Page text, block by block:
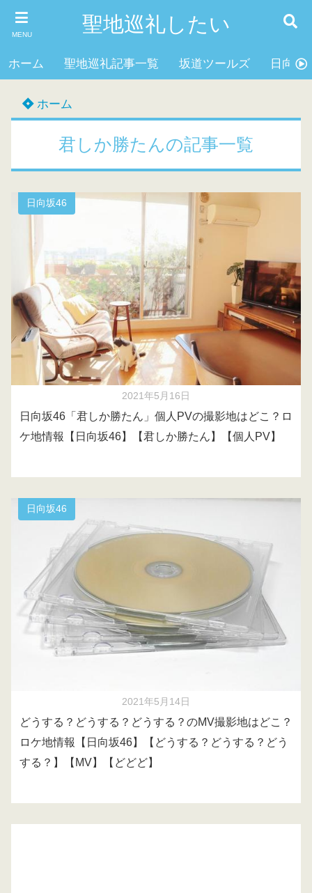
MENU 聖地巡礼したい
ホーム 聖地巡礼記事一覧 坂道ツールズ 日向坂
ホーム
君しか勝たんの記事一覧
日向坂46
2021年5月16日
日向坂46「君しか勝たん」個人PVの撮影地はどこ？ロ
ケ地情報【日向坂46】【君しか勝たん】【個人PV】
日向坂46
2021年5月14日
どうする？どうする？どうする？のMV撮影地はどこ？
ロケ地情報【日向坂46】【どうする？どうする？どう
する？】【MV】【どどど】